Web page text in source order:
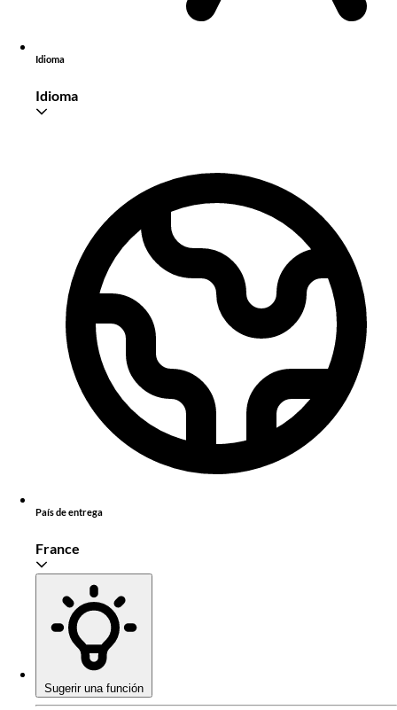
Idioma
Idioma
País de entrega
France
Sugerir una función